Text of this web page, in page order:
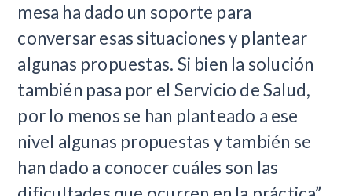
mesa ha dado un soporte para
conversar esas situaciones y plantear
algunas propuestas. Si bien la solución
también pasa por el Servicio de Salud,
por lo menos se han planteado a ese
nivel algunas propuestas y también se
han dado a conocer cuáles son las